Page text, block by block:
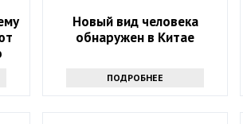
Новый вид человека
обнаружен в Китае
ПОДРОБНЕЕ